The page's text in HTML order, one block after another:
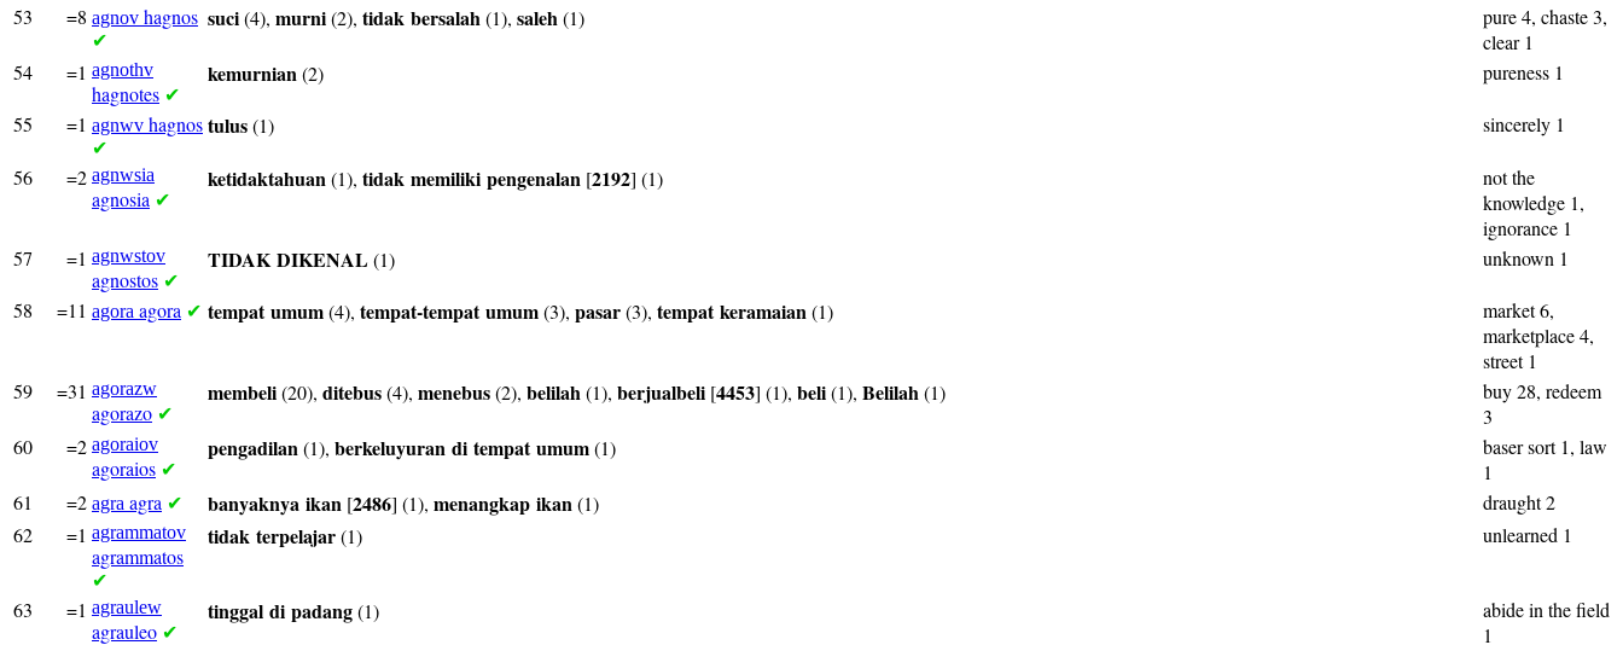
53 =8 agnov hagnos
✔
suci(4), murni(2), tidak bersalah(1), saleh(1)
pure 4, chaste 3,
clear 1
54
=1 agnothv
hagnotes ✔
kemurnian(2) pureness 1
55 =1 agnwv hagnos
✔
tulus(1) sincerely 1
56 =2 agnwsia
agnosia ✔
ketidaktahuan(1), tidak memiliki pengenalan [2192] (1)
not the
knowledge 1,
ignorance 1
57
=1 agnwstov
agnostos ✔
TIDAK DIKENAL(1) unknown 1
58 =11 agora agora ✔ tempat umum(4), tempat-tempat umum(3), pasar(3), tempat keramaian(1)
market 6,
marketplace 4,
street 1
59
=31 agorazw
agorazo ✔
membeli(20), ditebus(4), menebus(2), belilah(1), berjualbeli [4453] (1), beli(1), Belilah(1)
buy 28, redeem
3
60
=2 agoraiov
agoraios ✔
pengadilan(1), berkeluyuran di tempat umum(1)
baser sort 1, law
1
61
=2 agra agra ✔ banyaknya ikan [2486] (1), menangkap ikan(1)
draught 2
62
=1 agrammatov
agrammatos
✔
tidak terpelajar(1) unlearned 1
63 =1 agraulew
agrauleo ✔
tinggal di padang(1)
abide in the field
1